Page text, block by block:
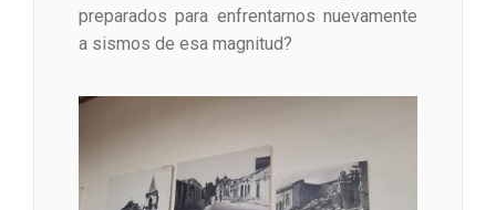
preparados para enfrentarnos nuevamente
a sismos de esa magnitud?